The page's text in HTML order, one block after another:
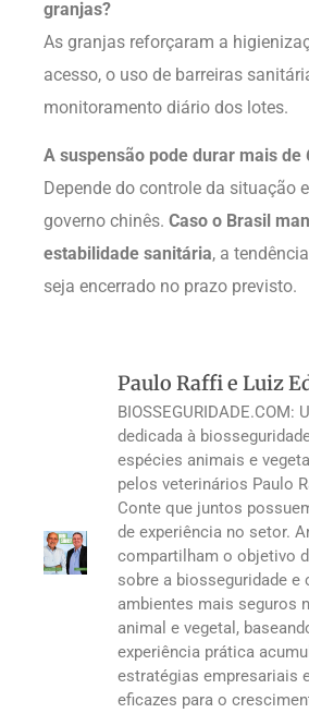
granjas?
As granjas reforçaram a
acesso, o uso de barreiras
monitoramento diário dos lotes.
A suspensão pode durar mais de
Depende do controle da situação
governo chinês. Caso o Brasil
estabilidade sanitária, a
seja encerrado no prazo previsto.
Paulo Raffi e Luiz
BIOSSEGURIDADE.COM:
dedicada à
espécies animais e
pelos veterinários Paulo
Conte que juntos
de experiência no setor.
compartilham o objetivo
sobre a biosseguridade e
ambientes mais seguros
animal e vegetal,
experiência prática
estratégias empresariais
eficazes para o